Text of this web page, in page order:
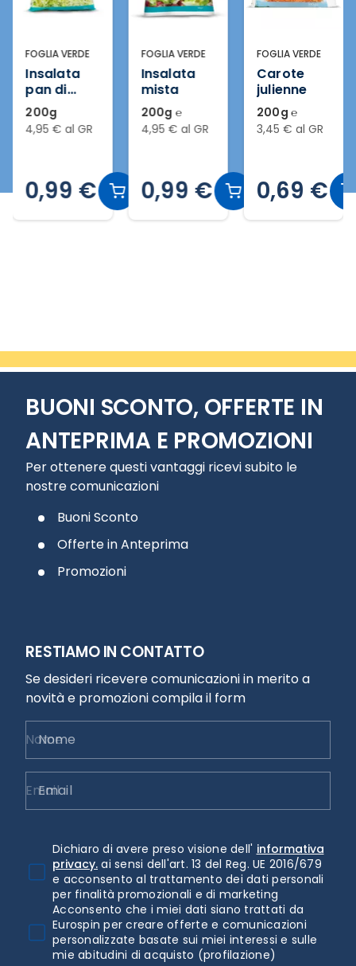
FOGLIA VERDE
Insalata
pan di
zucchero
in busta
200g
4,95 € al GR
0,99 €
FOGLIA VERDE
Insalata
mista
200g ℮
4,95 € al GR
0,99 €
FOGLIA VERDE
Carote
julienne
200g ℮
3,45 € al GR
0,69 €
BUONI SCONTO, OFFERTE IN
ANTEPRIMA E PROMOZIONI
Per ottenere questi vantaggi ricevi subito le
nostre comunicazioni
Buoni Sconto
Offerte in Anteprima
Promozioni
RESTIAMO IN CONTATTO
Se desideri ricevere comunicazioni in merito a
novità e promozioni compila il form
Nome
Email
Dichiaro di avere preso visione dell' informativa
privacy. ai sensi dell'art. 13 del Reg. UE 2016/679
e acconsento al trattamento dei dati personali
per finalità promozionali e di marketing
Acconsento che i miei dati siano trattati da
Eurospin per creare offerte e comunicazioni
personalizzate basate sui miei interessi e sulle
mie abitudini di acquisto (profilazione)